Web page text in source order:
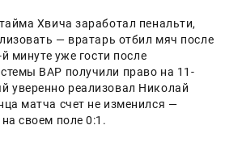
Хвича заработал пенальти,
— вратарь отбил мяч после
й минуте уже гости после
ВАР получили право на 11-
уверенно реализовал Николай
матча счет не изменился —
своем поле 0:1.